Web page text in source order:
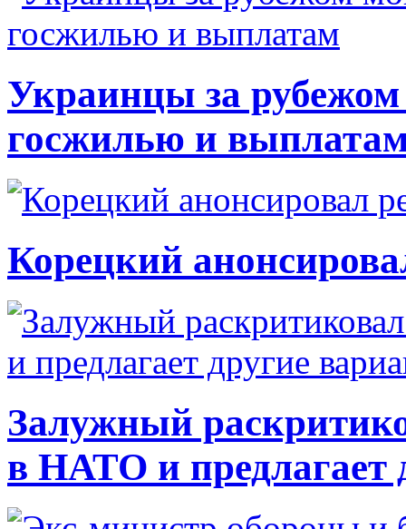
Украинцы за рубежом
госжилью и
Корецкий
Залужный
в НАТО и предлагает